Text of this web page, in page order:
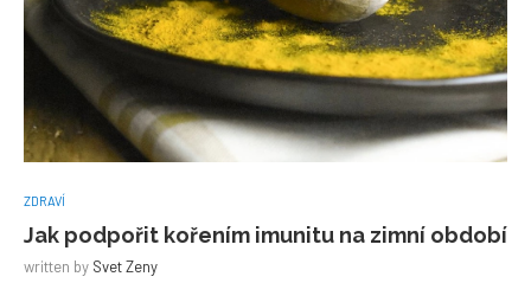
ZDRAVÍ
Jak podpořit kořením imunitu na zimní období
written by Svet Zeny